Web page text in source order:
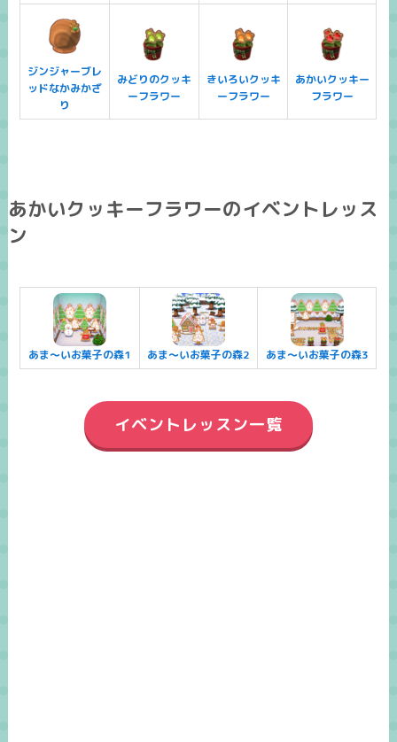
ジンジャーブレ
ッドなかみかざ
り
みどりのクッキ
ーフラワー
きいろいクッキ
ーフラワー
あかいクッキー
フラワー
あかいクッキーフラワーのイベントレッス
ン
あま～いお菓子の森1 あま～いお菓子の森2 あま～いお菓子の森3
イベントレッスン一覧